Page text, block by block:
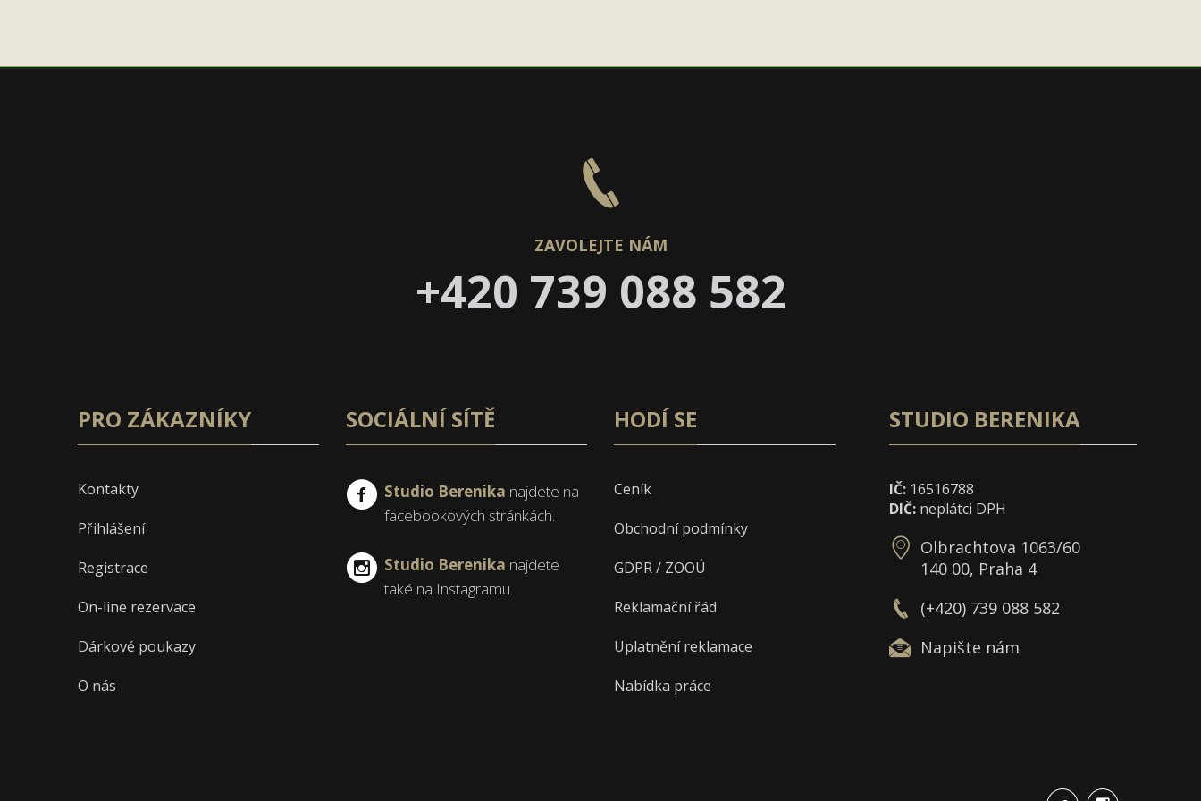
ZAVOLEJTE NÁM
+420 739 088 582
PRO ZÁKAZNÍKY
Kontakty
Přihlášení
Registrace
On-line rezervace
Dárkové poukazy
O nás
SOCIÁLNÍ SÍTĚ
Studio Berenika najdete na
facebookových stránkách.
Studio Berenika najdete
také na Instagramu.
HODÍ SE
Ceník
Obchodní podmínky
GDPR / ZOOÚ
Reklamační řád
Uplatnění reklamace
Nabídka práce
STUDIO BERENIKA
IČ:16516788
DIČ:neplátci DPH
Olbrachtova 1063/60
140 00, Praha 4
(+420) 739 088 582
Napište nám